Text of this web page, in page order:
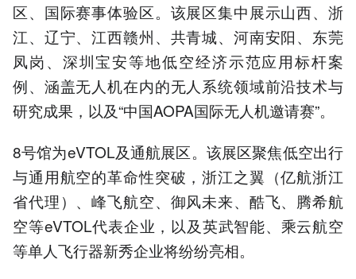
区、国际赛事体验区。该展区集中展示山西、浙
江、辽宁、江西赣州、共青城、河南安阳、东莞
凤岗、深圳宝安等地低空经济示范应用标杆案
例、涵盖无人机在内的无人系统领域前沿技术与
研究成果，以及“中国AOPA国际无人机邀请赛”。
8号馆为eVTOL及通航展区。该展区聚焦低空出行
与通用航空的革命性突破，浙江之翼（亿航浙江
省代理）、峰飞航空、御风未来、酷飞、腾希航
空等eVTOL代表企业，以及英武智能、乘云航空
等单人飞行器新秀企业将纷纷亮相。